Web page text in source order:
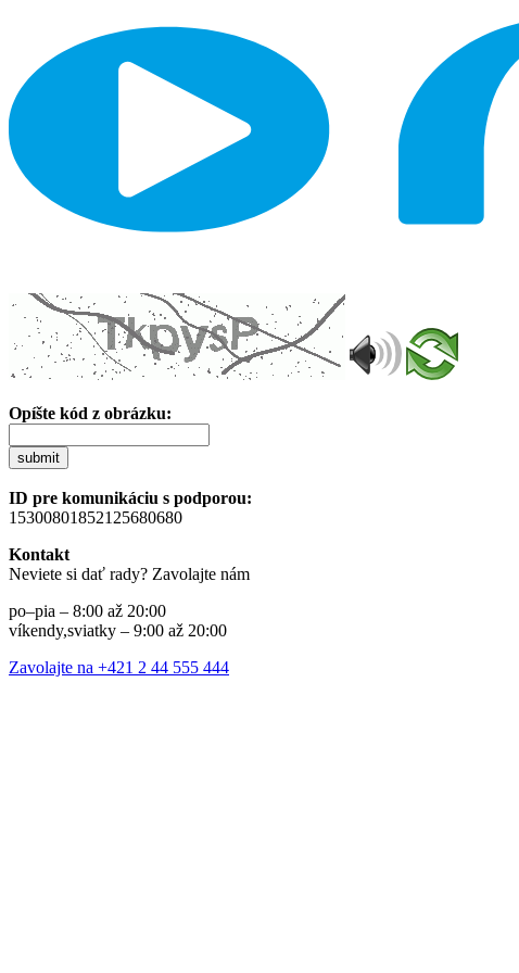
Opíšte kód z obrázku:
submit
ID pre komunikáciu s podporou:
15300801852125680680
Kontakt
Neviete si dať rady? Zavolajte nám
po–pia – 8:00 až 20:00
víkendy,sviatky – 9:00 až 20:00
Zavolajte na +421 2 44 555 444